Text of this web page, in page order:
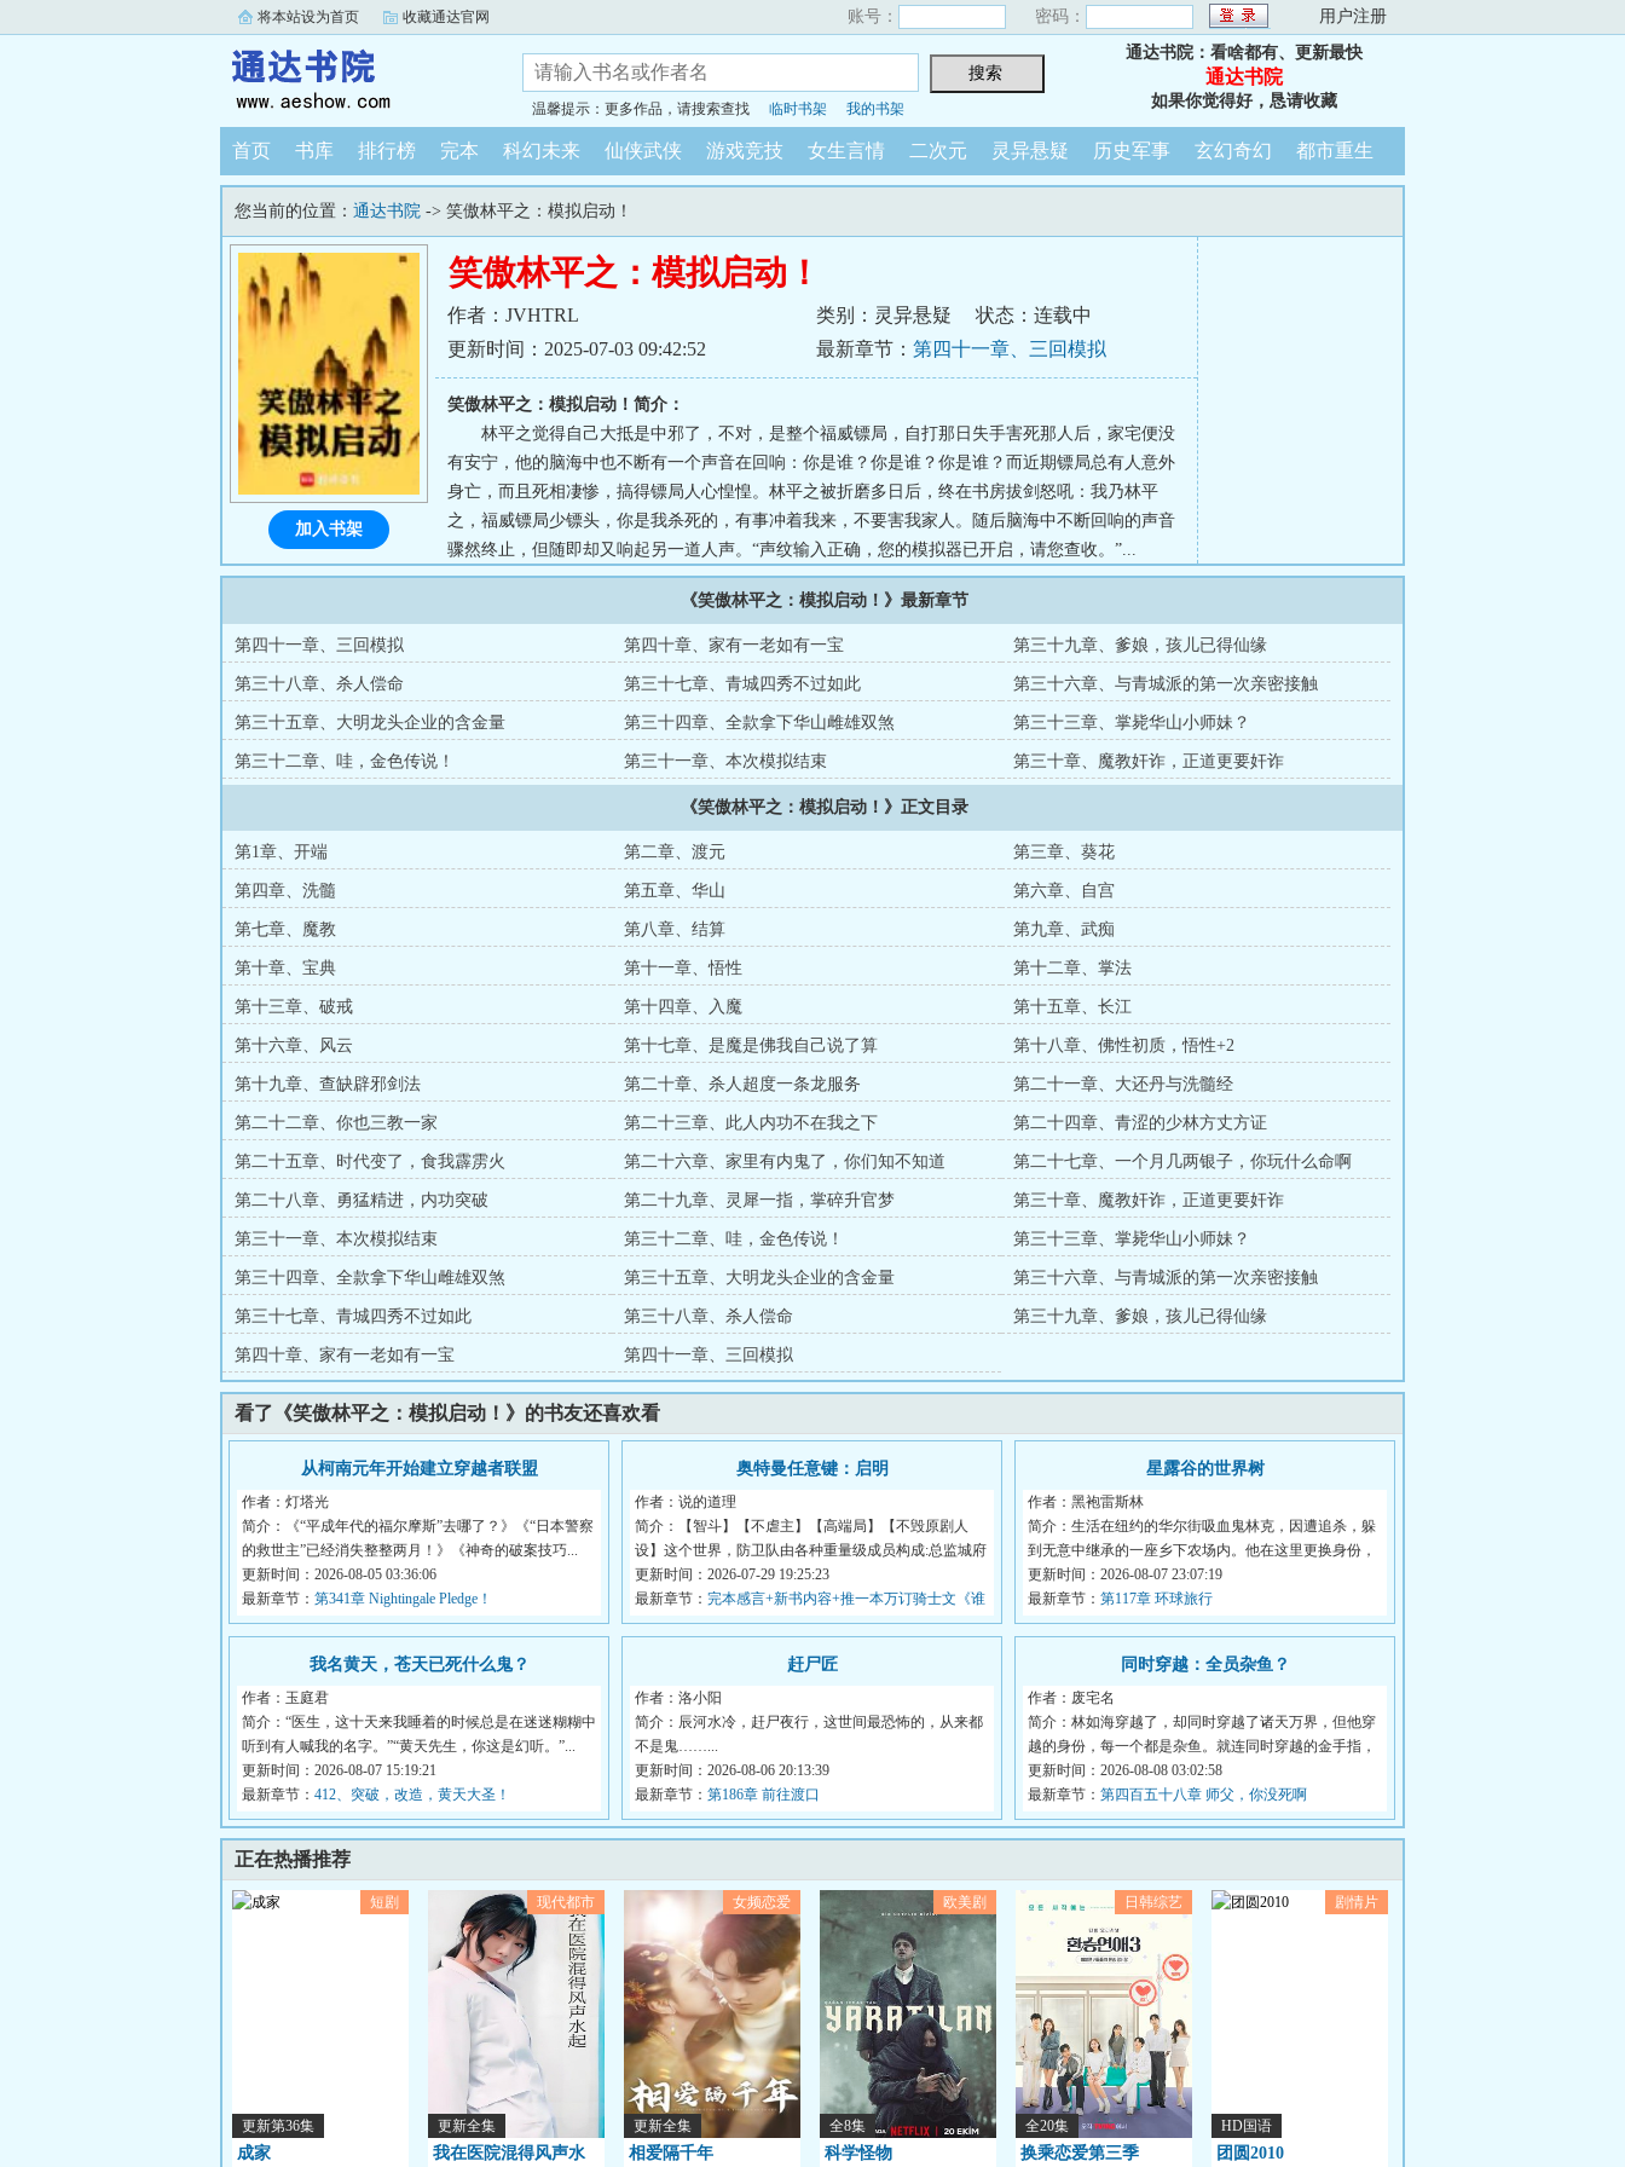
将本站设为首页 收藏通达官网 账号： 密码： 用户注册
温馨提示：更多作品，请搜索查找 临时书架 我的书架
通达书院：看啥都有、更新最快
通达书院
如果你觉得好，恳请收藏
首页 书库 排行榜 完本 科幻未来 仙侠武侠 游戏竞技 女生言情 二次元 灵异悬疑 历史军事 玄幻奇幻 都市重生
您当前的位置： 通达书院 -> 笑傲林平之：模拟启动！
笑傲林平之：模拟启动！
作者：JVHTRL 类别：灵异悬疑
状态：连载中
更新时间：2025-07-03 09:42:52
最新章节： 第四十一章、三回模拟
笑傲林平之：模拟启动！简介：
林平之觉得自己大抵是中邪了，不对，是整个福威镖局，自打那日失手害死那人后，家宅便没
有安宁，他的脑海中也不断有一个声音在回响：你是谁？你是谁？你是谁？而近期镖局总有人意外
身亡，而且死相凄惨，搞得镖局人心惶惶。林平之被折磨多日后，终在书房拔剑怒吼：我乃林平
之，福威镖局少镖头，你是我杀死的，有事冲着我来，不要害我家人。随后脑海中不断回响的声音
骤然终止，但随即却又响起另一道人声。“声纹输入正确，您的模拟器已开启，请您查收。”...
加入书架
《笑傲林平之：模拟启动！》最新章节
第四十一章、三回模拟 第四十章、家有一老如有一宝 第三十九章、爹娘，孩儿已得仙缘
第三十八章、杀人偿命 第三十七章、青城四秀不过如此 第三十六章、与青城派的第一次亲密接触
第三十五章、大明龙头企业的含金量 第三十四章、全款拿下华山雌雄双煞 第三十三章、掌毙华山小师妹？
第三十二章、哇，金色传说！ 第三十一章、本次模拟结束 第三十章、魔教奸诈，正道更要奸诈
《笑傲林平之：模拟启动！》正文目录
第1章、开端 第二章、渡元 第三章、葵花
第四章、洗髓 第五章、华山 第六章、自宫
第七章、魔教 第八章、结算 第九章、武痴
第十章、宝典 第十一章、悟性 第十二章、掌法
第十三章、破戒 第十四章、入魔 第十五章、长江
第十六章、风云 第十七章、是魔是佛我自己说了算 第十八章、佛性初质，悟性+2
第十九章、查缺辟邪剑法 第二十章、杀人超度一条龙服务 第二十一章、大还丹与洗髓经
第二十二章、你也三教一家 第二十三章、此人内功不在我之下 第二十四章、青涩的少林方丈方证
第二十五章、时代变了，食我霹雳火 第二十六章、家里有内鬼了，你们知不知道 第二十七章、一个月几两银子，你玩什么命啊
第二十八章、勇猛精进，内功突破 第二十九章、灵犀一指，掌碎升官梦 第三十章、魔教奸诈，正道更要奸诈
第三十一章、本次模拟结束 第三十二章、哇，金色传说！ 第三十三章、掌毙华山小师妹？
第三十四章、全款拿下华山雌雄双煞 第三十五章、大明龙头企业的含金量 第三十六章、与青城派的第一次亲密接触
第三十七章、青城四秀不过如此 第三十八章、杀人偿命 第三十九章、爹娘，孩儿已得仙缘
第四十章、家有一老如有一宝 第四十一章、三回模拟
看了《笑傲林平之：模拟启动！》的书友还喜欢看
从柯南元年开始建立穿越者联盟
作者：灯塔光
简介：《“平成年代的福尔摩斯”去哪了？》《“日本警察
的救世主”已经消失整整两月！》《神奇的破案技巧...
更新时间：2026-08-05 03:36:06
最新章节： 第341章 Nightingale Pledge！
奥特曼任意键：启明
作者：说的道理
简介：【智斗】【不虐主】【高端局】【不毁原剧人
设】这个世界，防卫队由各种重量级成员构成:总监城府
深...
更新时间：2026-07-29 19:25:23
最新章节： 完本感言+新书内容+推一本万订骑士文《谁
让他当假面骑士的！》
星露谷的世界树
作者：黑袍雷斯林
简介：生活在纽约的华尔街吸血鬼林克，因遭追杀，躲
到无意中继承的一座乡下农场内。他在这里更换身份，
换...
更新时间：2026-08-07 23:07:19
最新章节： 第117章 环球旅行
我名黄天，苍天已死什么鬼？
作者：玉庭君
简介：“医生，这十天来我睡着的时候总是在迷迷糊糊中
听到有人喊我的名字。”“黄天先生，你这是幻听。”...
更新时间：2026-08-07 15:19:21
最新章节： 412、突破，改造，黄天大圣！
赶尸匠
作者：洛小阳
简介：辰河水冷，赶尸夜行，这世间最恐怖的，从来都
不是鬼……...
更新时间：2026-08-06 20:13:39
最新章节： 第186章 前往渡口
同时穿越：全员杂鱼？
作者：废宅名
简介：林如海穿越了，却同时穿越了诸天万界，但他穿
越的身份，每一个都是杂鱼。就连同时穿越的金手指，
也...
更新时间：2026-08-08 03:02:58
最新章节： 第四百五十八章 师父，你没死啊
正在热播推荐
短剧
更新第36集
成家
现代都市
更新全集
我在医院混得风声水
女频恋爱
更新全集
相爱隔千年
欧美剧
全8集
科学怪物
日韩综艺
全20集
换乘恋爱第三季
剧情片
HD国语
团圆2010